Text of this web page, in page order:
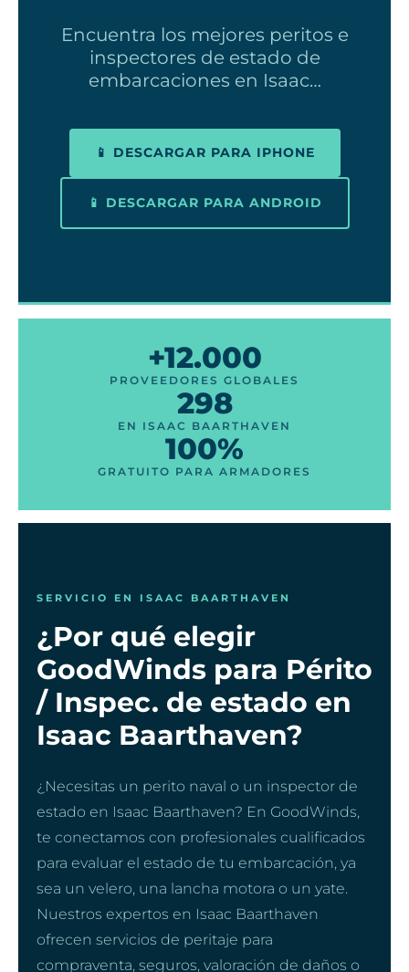
Encuentra los mejores peritos e
inspectores de estado de
embarcaciones en Isaac…
📱 DESCARGAR PARA IPHONE
📱 DESCARGAR PARA ANDROID
+12.000
PROVEEDORES GLOBALES
298
EN ISAAC BAARTHAVEN
100%
GRATUITO PARA ARMADORES
SERVICIO EN ISAAC BAARTHAVEN
¿Por qué elegir
GoodWinds para Périto
/ Inspec. de estado en
Isaac Baarthaven?
¿Necesitas un perito naval o un inspector de
estado en Isaac Baarthaven? En GoodWinds,
te conectamos con profesionales cualificados
para evaluar el estado de tu embarcación, ya
sea un velero, una lancha motora o un yate.
Nuestros expertos en Isaac Baarthaven
ofrecen servicios de peritaje para
compraventa, seguros, valoración de daños o